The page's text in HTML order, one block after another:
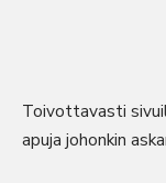
Toivottavasti
apuja johonkin